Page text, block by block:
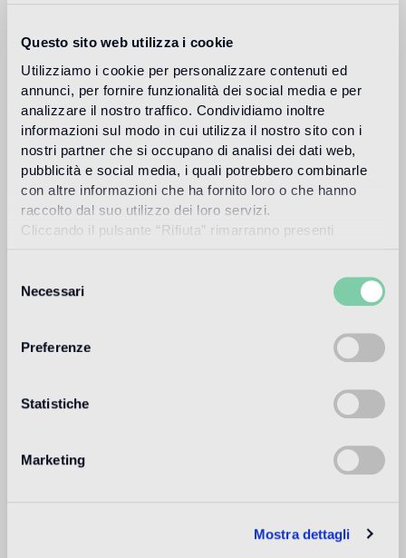
Questo sito web utilizza i cookie
Utilizziamo i cookie per personalizzare contenuti ed
annunci, per fornire funzionalità dei social media e per
analizzare il nostro traffico. Condividiamo inoltre
informazioni sul modo in cui utilizza il nostro sito con i
nostri partner che si occupano di analisi dei dati web,
pubblicità e social media, i quali potrebbero combinarle
con altre informazioni che ha fornito loro o che hanno
raccolto dal suo utilizzo dei loro servizi.
Cliccando il pulsante “Rifiuta” rimarranno presenti
tecnici.
delNecessari
Preferenze
Statistiche
Marketing
Mostra dettagli
Fillgel plus 1104 neutro base
Download
Design
marco braga
arquitectura y el diseño industrial, Marco Braga abre su
estudio de dirección artística y diseño en Milán en 1999 y
2010 Marco fundó con Giuliano Federico la pareja creativa
"Braga+Federico" con el objetivo de explorar nuevos
territorios en la comunicación de moda. En la actualidad el
editorial y las estrategias digitales para las marcas de lujo y